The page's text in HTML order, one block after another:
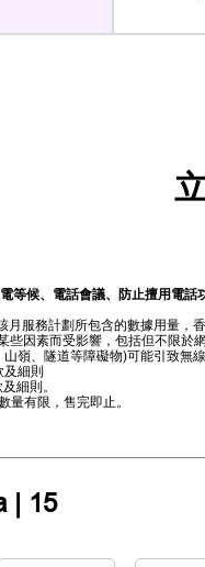
等候、電話會議、防止擅用電
服務計劃所包含的數據用量，
些因素而受影響，包括但不限於
嶺、隧道等障礙物)可能引致無
細則
細則。
量有限，售完即止。
| 15